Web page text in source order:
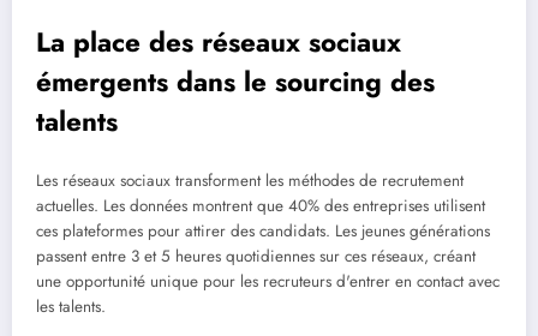
La place des réseaux sociaux
émergents dans le sourcing des
talents
Les réseaux sociaux transforment les méthodes de recrutement
actuelles. Les données montrent que 40% des entreprises utilisent
ces plateformes pour attirer des candidats. Les jeunes générations
passent entre 3 et 5 heures quotidiennes sur ces réseaux, créant
une opportunité unique pour les recruteurs d'entrer en contact avec
les talents.